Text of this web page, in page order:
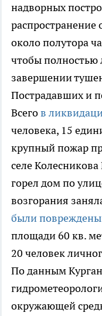
надворных
распространение
около полутора
чтобы полностью
завершении
Пострадавших и
Всегов
человека, 15
крупный пожар
селе Колесникова
горел дом по
возгорания
были повреждены
площади 60 кв.
20 человек
По данным
окружающей